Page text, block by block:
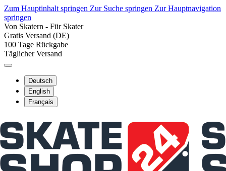
Zum Hauptinhalt springen Zur Suche springen Zur Hauptnavigation
springen
Von Skatern - Für Skater
Gratis Versand (DE)
100 Tage Rückgabe
Täglicher Versand
Deutsch
English
Français